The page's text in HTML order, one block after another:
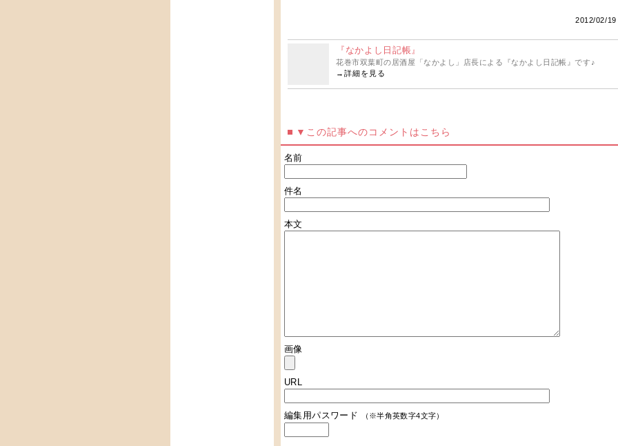
2012/02/19
『なかよし日記帳』
花巻市双葉町の居酒屋「なかよし」店長による『なかよし日記帳』です♪
→ 詳細を見る
▼この記事へのコメントはこちら
名前
件名
本文
画像
URL
編集用パスワード （※半角英数字4文字）